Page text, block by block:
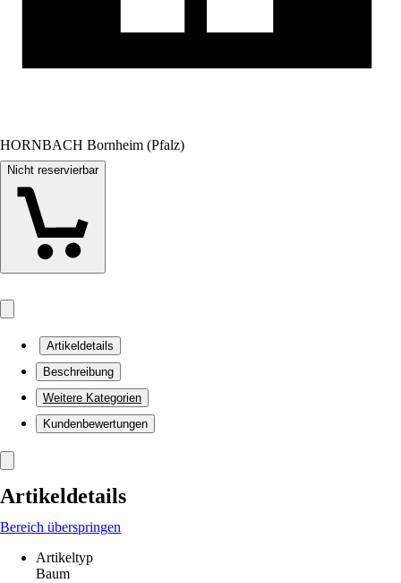
HORNBACH Bornheim (Pfalz)
Nicht reservierbar
Artikeldetails
Beschreibung
Weitere Kategorien
Kundenbewertungen
Artikeldetails
Bereich überspringen
Artikeltyp
Baum